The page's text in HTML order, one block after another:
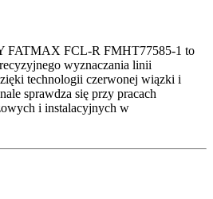
FATMAX FCL-R FMHT77585-1 to
wyznaczania linii
technologii czerwonej wiązki i
sprawdza się przy pracach
i instalacyjnych w